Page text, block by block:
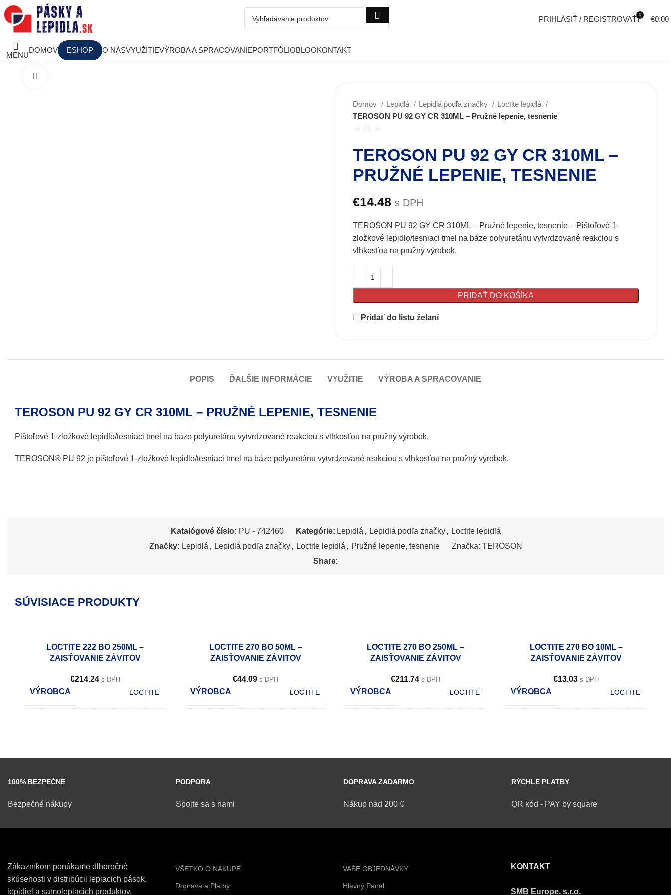
PRIHLÁSIŤ / REGISTROVAŤ 0 €0.00
MENU
DOMOV ESHOP O NÁSVYUŽITIEVÝROBA A SPRACOVANIEPORTFÓLIOBLOGKONTAKT
Domov Lepidlá Lepidlá podľa značky
Loctite lepidlá
TEROSON PU 92 GY CR 310ML – Pružné lepenie, tesnenie
TEROSON PU 92 GY CR 310ML –
PRUŽNÉ LEPENIE, TESNENIE
€14.48 s DPH
TEROSON PU 92 GY CR 310ML – Pružné lepenie, tesnenie – Pištoľové 1-
zložkové lepidlo/tesniaci tmel na báze polyuretánu vytvrdzované reakciou s
vlhkosťou na pružný výrobok.
PRIDAŤ DO KOŠÍKA
Pridať do listu želaní
POPIS ĎALŠIE INFORMÁCIE VYUŽITIE VÝROBA A SPRACOVANIE
TEROSON PU 92 GY CR 310ML – PRUŽNÉ LEPENIE, TESNENIE
Pištoľové 1-zložkové lepidlo/tesniaci tmel na báze polyuretánu vytvrdzované reakciou s vlhkosťou na pružný výrobok.
TEROSON® PU 92 je pištoľové 1-zložkové lepidlo/tesniaci tmel na báze polyuretánu vytvrdzované reakciou s vlhkosťou na pružný výrobok.
Katalógové číslo: PU - 742460 Kategórie: Lepidlá , Lepidlá podľa značky , Loctite lepidlá
Značky: Lepidlá , Lepidlá podľa značky , Loctite lepidlá , Pružné lepenie, tesnenie Značka: TEROSON
Share:
SÚVISIACE PRODUKTY
LOCTITE 222 BO 250ML –
ZAISŤOVANIE ZÁVITOV
€214.24 s DPH
VÝROBCA LOCTITE
POČET KS V KARTÓNE 10
LOCTITE 270 BO 50ML –
ZAISŤOVANIE ZÁVITOV
€44.09 s DPH
VÝROBCA LOCTITE
POČET KS V KARTÓNE 12
LOCTITE 270 BO 250ML –
ZAISŤOVANIE ZÁVITOV
€211.74 s DPH
VÝROBCA LOCTITE
POČET KS V KARTÓNE 10
LOCTITE 270 BO 10ML –
ZAISŤOVANIE ZÁVITOV
€13.03 s DPH
VÝROBCA LOCTITE
POČET KS V KARTÓNE 12
100% BEZPEČNÉ
Bezpečné nákupy
PODPORA
Spojte sa s nami
DOPRAVA ZADARMO
Nákup nad 200 €
RÝCHLE PLATBY
QR kód - PAY by square
Zákazníkom ponúkame dlhoročné
skúsenosti v distribúcii lepiacich pások,
lepidiel a samolepiacich produktov.
VŠETKO O NÁKUPE
Doprava a Platby
VAŠE OBJEDNÁVKY
Hlavný Panel
KONTAKT
SMB Europe, s.r.o.